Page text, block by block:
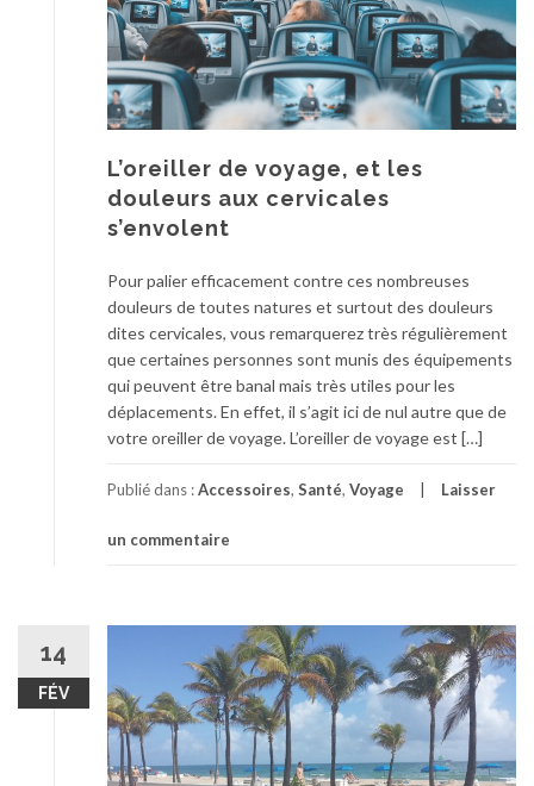
L’oreiller de voyage, et les
douleurs aux cervicales
s’envolent
Pour palier efficacement contre ces nombreuses
douleurs de toutes natures et surtout des douleurs
dites cervicales, vous remarquerez très régulièrement
que certaines personnes sont munis des équipements
qui peuvent être banal mais très utiles pour les
déplacements. En effet, il s’agit ici de nul autre que de
votre oreiller de voyage. L’oreiller de voyage est […]
Publié dans :Accessoires, Santé, Voyage Laisser
un commentaire
14
FÉV